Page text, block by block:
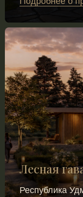
Лесная
Республика